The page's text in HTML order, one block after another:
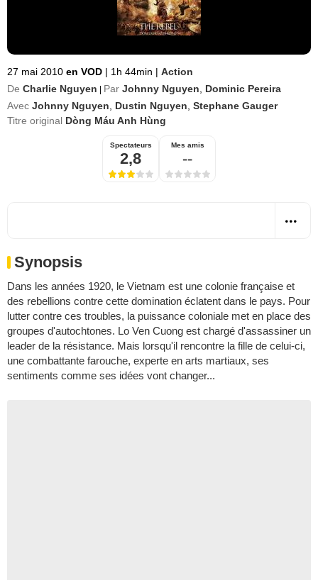
27 mai 2010 en VOD | 1h 44min | Action
De Charlie Nguyen Par Johnny Nguyen
Dominic Pereira
Avec Johnny Nguyen Dustin Nguyen Stephane Gauger
Titre original Dòng Máu Anh Hùng
Spectateurs
2,8
Mes amis
--
Synopsis
Dans les années 1920, le Vietnam est une colonie française et
des rebellions contre cette domination éclatent dans le pays. Pour
lutter contre ces troubles, la puissance coloniale met en place des
groupes d'autochtones. Lo Ven Cuong est chargé d'assassiner un
leader de la résistance. Mais lorsqu'il rencontre la fille de celui-ci,
une combattante farouche, experte en arts martiaux, ses
sentiments comme ses idées vont changer...